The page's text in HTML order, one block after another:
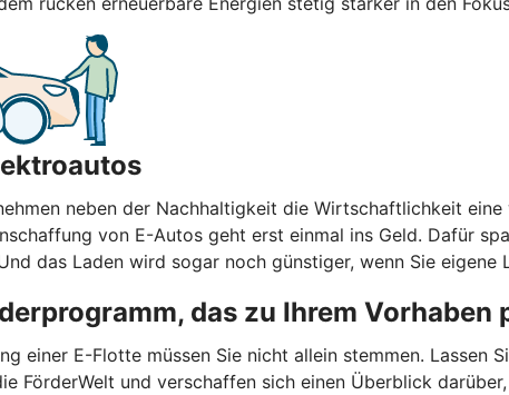
neben der Nachhaltigkeit die Wirtschaftlichkeit
von E-Autos geht erst einmal ins Geld. Dafür
das Laden wird sogar noch günstiger, wenn Sie
das zu Ihrem Vorhaben
einer E-Flotte müssen Sie nicht allein stemmen.
FörderWelt und verschaffen sich einen Überblick